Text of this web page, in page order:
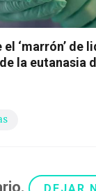
‘marrón’ de
la eutanasia
.